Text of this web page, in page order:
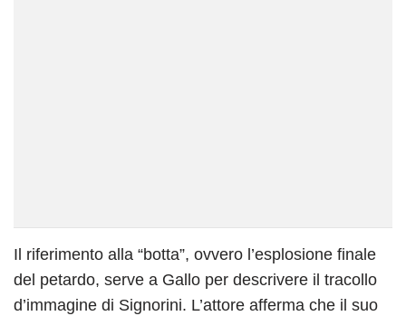
Il riferimento alla “botta”, ovvero l’esplosione finale
del petardo, serve a Gallo per descrivere il tracollo
d’immagine di Signorini. L’attore afferma che il suo